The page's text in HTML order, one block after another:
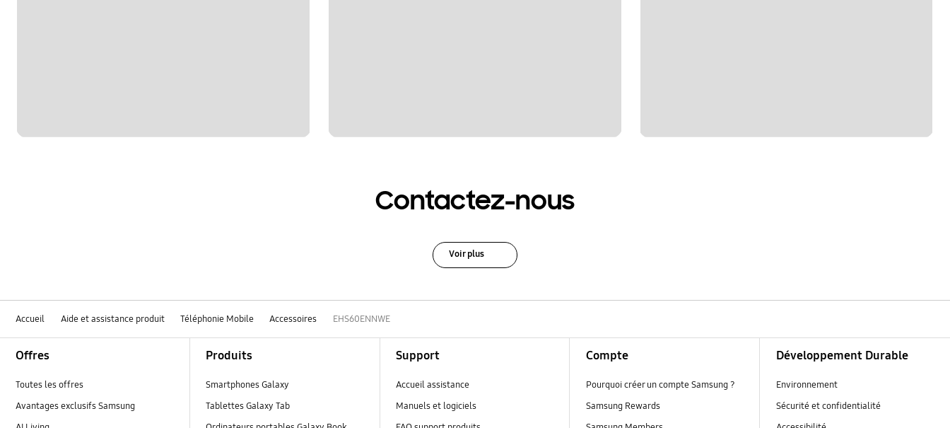
Contactez-nous
Voir plus
Accueil Aide et assistance produit Téléphonie Mobile Accessoires EHS60ENNWE
Offres
Toutes les offres
Avantages exclusifs Samsung
Produits
Smartphones Galaxy
Tablettes Galaxy Tab
Support
Accueil assistance
Manuels et logiciels
Compte
Pourquoi créer un compte Samsung ?
Samsung Rewards
Développement Durable
Environnement
Sécurité et confidentialité